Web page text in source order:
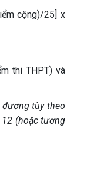
cộng)/25] x
thi THPT) và
tùy theo
(hoặc tương